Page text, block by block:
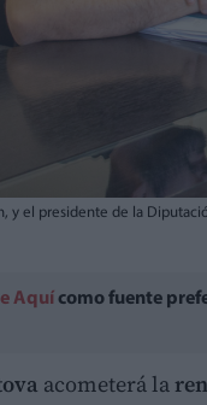
y el presidente de la
Aquí como fuente
acometerá la